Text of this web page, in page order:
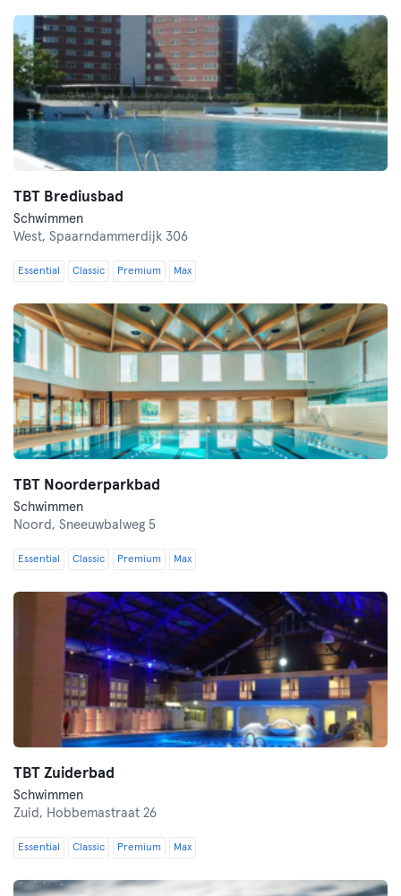
TBT Brediusbad
Schwimmen
West, Spaarndammerdijk 306
Essential Classic Premium Max
TBT Noorderparkbad
Schwimmen
Noord, Sneeuwbalweg 5
Essential Classic Premium Max
TBT Zuiderbad
Schwimmen
Zuid, Hobbemastraat 26
Essential Classic Premium Max